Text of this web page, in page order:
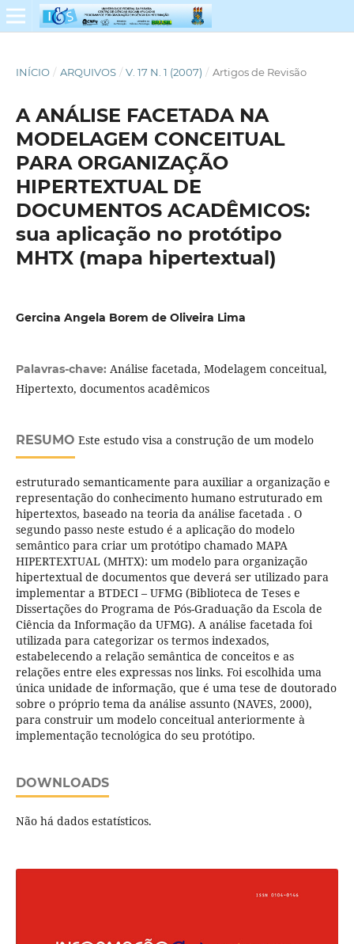
INÍCIO / ARQUIVOS / V. 17 N. 1 (2007) / Artigos de Revisão
A ANÁLISE FACETADA NA
MODELAGEM CONCEITUAL
PARA ORGANIZAÇÃO
HIPERTEXTUAL DE
DOCUMENTOS ACADÊMICOS:
sua aplicação no protótipo
MHTX (mapa hipertextual)
Gercina Angela Borem de Oliveira Lima
Palavras-chave: Análise facetada, Modelagem conceitual,
Hipertexto, documentos acadêmicos
RESUMO Este estudo visa a construção de um modelo
estruturado semanticamente para auxiliar a organização e
representação do conhecimento humano estruturado em
hipertextos, baseado na teoria da análise facetada . O
segundo passo neste estudo é a aplicação do modelo
semântico para criar um protótipo chamado MAPA
HIPERTEXTUAL (MHTX): um modelo para organização
hipertextual de documentos que deverá ser utilizado para
implementar a BTDECI – UFMG (Biblioteca de Teses e
Dissertações do Programa de Pós-Graduação da Escola de
Ciência da Informação da UFMG). A análise facetada foi
utilizada para categorizar os termos indexados,
estabelecendo a relação semântica de conceitos e as
relações entre eles expressas nos links. Foi escolhida uma
única unidade de informação, que é uma tese de doutorado
sobre o próprio tema da análise assunto (NAVES, 2000),
para construir um modelo conceitual anteriormente à
implementação tecnológica do seu protótipo.
DOWNLOADS
Não há dados estatísticos.